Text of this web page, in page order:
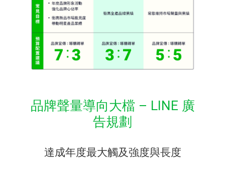
品牌聲量導向大檔 – LINE 廣
告規劃
達成年度最大觸及強度與長度